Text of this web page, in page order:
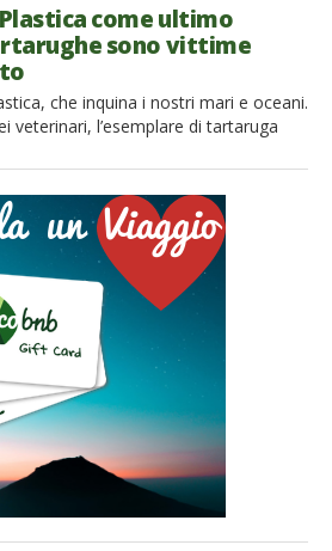
come ultimo
sono vittime
che inquina i nostri mari e oceani.
veterinari, l’esemplare di tartaruga
non ce l’ha
questo è solo uno degli innumerevoli
animali marini. Plastica,
[…]